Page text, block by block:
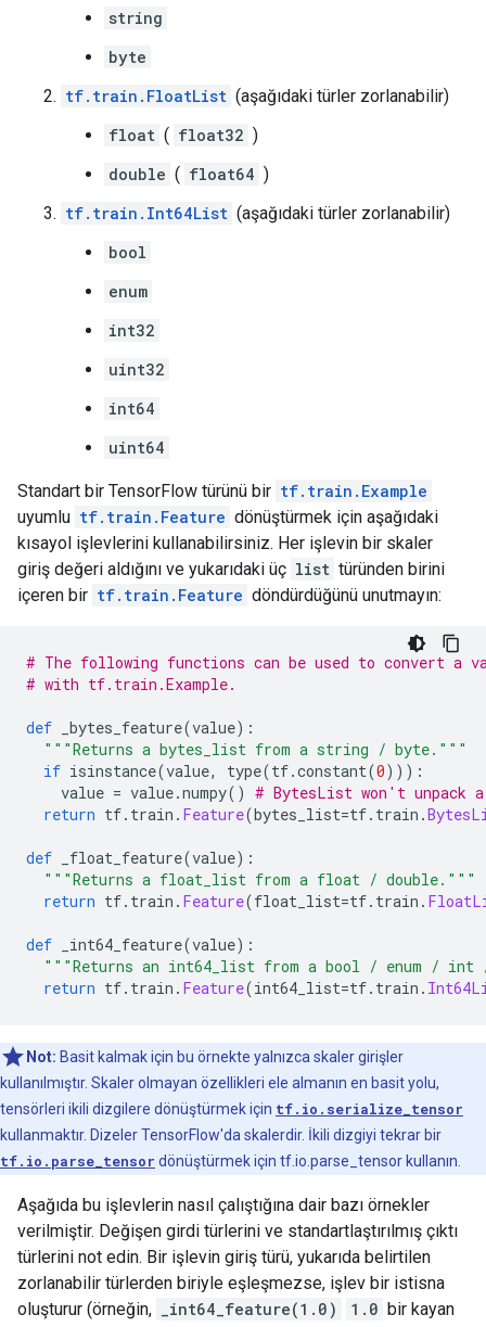
string
byte
tf.train.FloatList (aşağıdaki türler zorlanabilir)
float ( float32 )
double ( float64 )
tf.train.Int64List (aşağıdaki türler zorlanabilir)
bool
enum
int32
uint32
int64
uint64
Standart bir TensorFlow türünü bir tf.train.Example
uyumlu tf.train.Feature dönüştürmek için aşağıdaki
kısayol işlevlerini kullanabilirsiniz. Her işlevin bir skaler
giriş değeri aldığını ve yukarıdaki üç list türünden birini
içeren bir tf.train.Feature döndürdüğünü unutmayın:
# The following functions can be used to convert a
# with tf.train.Example.
def _bytes_feature(value):
"""Returns a bytes_list from a string / byte."""
if isinstance(value, type(tf.constant(0))):
value = value.numpy() # BytesList won't unpack
return tf. train . Feature(bytes_list=tf. train .
def _float_feature(value):
"""Returns a float_list from a float / double."""
return tf. train . Feature(float_list=tf. train .
def _int64_feature(value):
"""Returns an int64_list from a bool / enum /
return tf. train . Feature(int64_list=tf. train .
Not: Basit kalmak için bu örnekte yalnızca skaler girişler
kullanılmıştır. Skaler olmayan özellikleri ele almanın en basit yolu,
tensörleri ikili dizgilere dönüştürmek için tf.io.serialize_tensor
kullanmaktır. Dizeler TensorFlow'da skalerdir. İkili dizgiyi tekrar bir
tf.io.parse_tensor dönüştürmek için tf.io.parse_tensor kullanın.
Aşağıda bu işlevlerin nasıl çalıştığına dair bazı örnekler
verilmiştir. Değişen girdi türlerini ve standartlaştırılmış çıktı
türlerini not edin. Bir işlevin giriş türü, yukarıda belirtilen
zorlanabilir türlerden biriyle eşleşmezse, işlev bir istisna
oluşturur (örneğin,
_int64_feature(1.0) 1.0 bir kayan